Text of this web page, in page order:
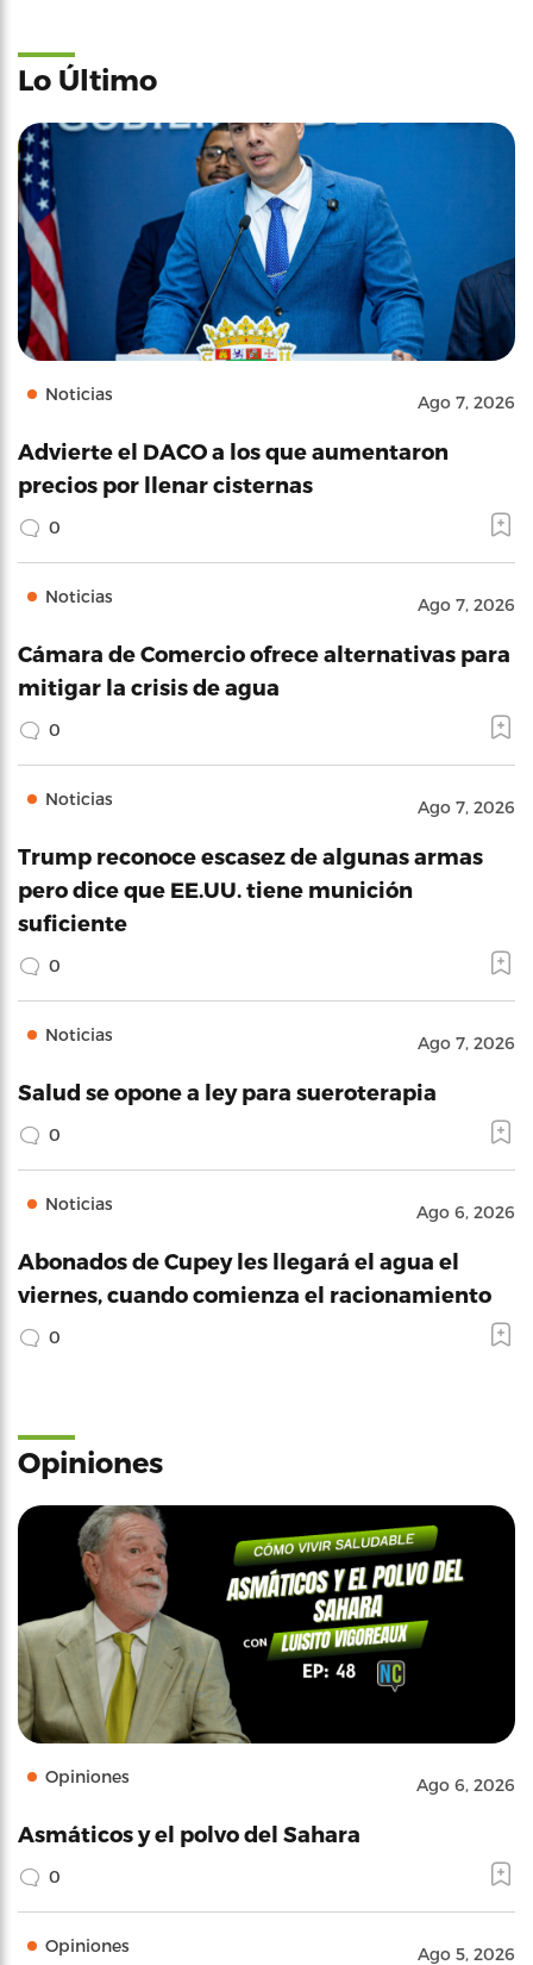
Lo Último
Noticias Ago 7, 2026
Advierte el DACO a los que aumentaron
precios por llenar cisternas
0
Noticias Ago 7, 2026
Cámara de Comercio ofrece alternativas para
mitigar la crisis de agua
0
Noticias Ago 7, 2026
Trump reconoce escasez de algunas armas
pero dice que EE.UU. tiene munición
suficiente
0
Noticias Ago 7, 2026
Salud se opone a ley para sueroterapia
0
Noticias Ago 6, 2026
Abonados de Cupey les llegará el agua el
viernes, cuando comienza el racionamiento
0
Opiniones
Opiniones Ago 6, 2026
Asmáticos y el polvo del Sahara
0
Opiniones Ago 5, 2026